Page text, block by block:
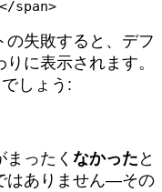
の失敗すると、デフ
に表示されます。
しょう:
ったく なかった と
はありません—その